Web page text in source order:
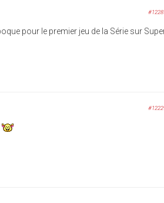
pour le premier jeu de la Série sur